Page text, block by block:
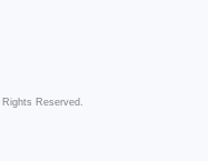
Reserved.